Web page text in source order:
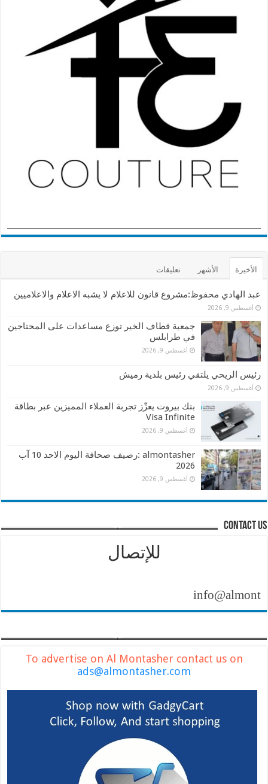
الأخيرة الأشهر تعليقات
عبد الهادي محفوظ:مشروع قانون للاعلام لا يشبه الاعلام والاعلاميين
أغسطس 9, 2026
جمعية قطاف الخير توزع مساعدات على المحتاجين
في طرابلس
أغسطس 9, 2026
رئيس الريحي يلتقي رئيس بلدية رميش
أغسطس 9, 2026
بنك بيروت يعزّز تجربة العملاء المميزين عبر بطاقة
Visa Infinite
أغسطس 9, 2026
almontasher :رصيف صحافة اليوم الاحد 10 آب
2026
أغسطس 9, 2026
contact us
للإتصال
To advertise on Al Montasher contact us on
ads@almontasher.com